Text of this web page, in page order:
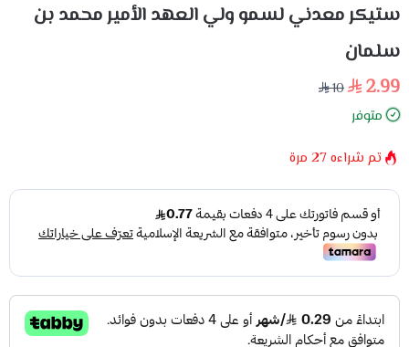
ستيكر معدني لسمو ولي العهد الأمير محمد بن
سلمان
2.99
10
متوفر
تم شراءه27 مرة